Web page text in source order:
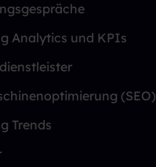
Analytics und KPIs
(SEO)
Trends